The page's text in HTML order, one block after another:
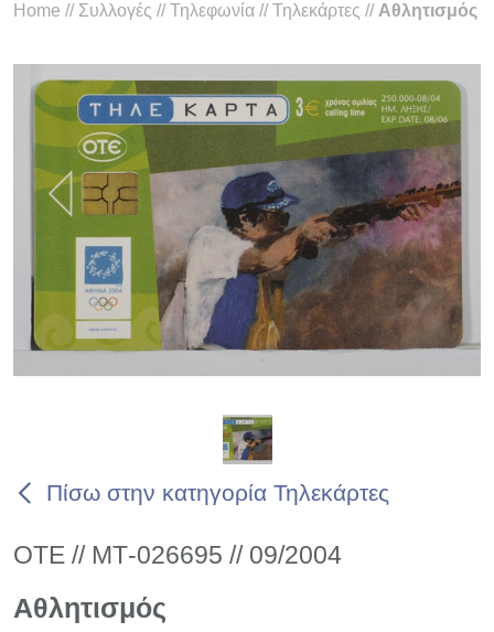
Home // Συλλογές //Τηλεφωνία //Τηλεκάρτες // Αθλητισμός
Πίσω στην κατηγορία Τηλεκάρτες
ΟΤΕ // ΜΤ-026695 // 09/2004
Αθλητισμός